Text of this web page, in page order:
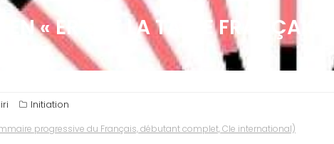
EN « ER » ET LA TABLE FRANÇAISE
Initiation
progressive du Français, débutant complet, Cle international)